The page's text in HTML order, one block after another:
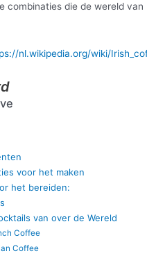
combinaties die de wereld
nl.wikipedia.org/wiki/
voor het maken
het bereiden:
van over de Wereld
Coffee
Coffee